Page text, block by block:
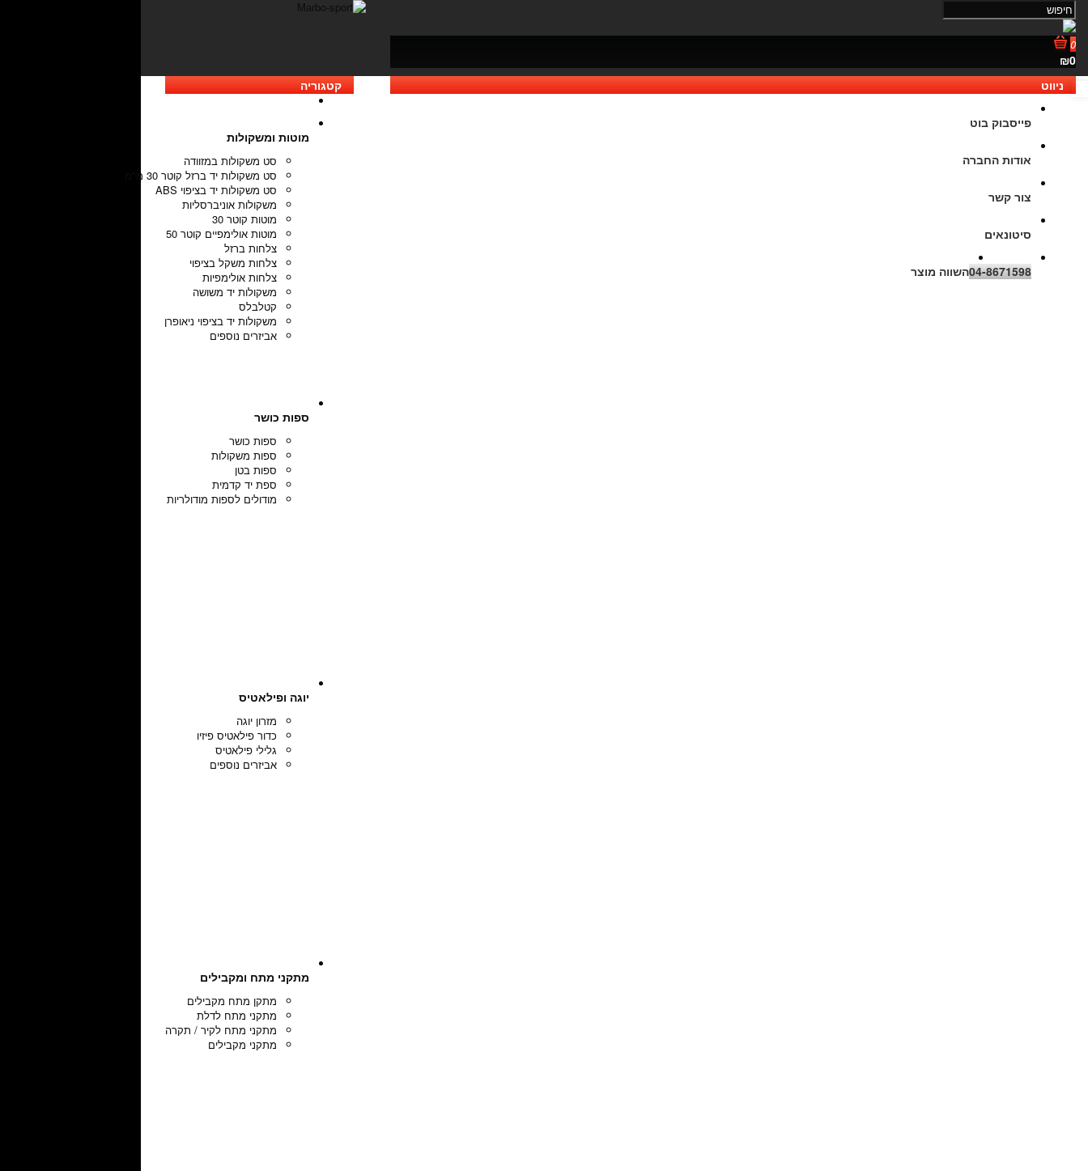
0
₪0
קטגוריה
מוטות ומשקולות
סט משקולות במזוודה
סט משקולות יד ברזל קוטר 30 מ"מ
סט משקולות יד בציפוי ABS
משקולות אוניברסליות
מוטות קוטר 30
מוטות אולימפיים קוטר 50
צלחות ברזל
צלחות משקל בציפוי
צלחות אולימפיות
משקולות יד משושה
קטלבלס
משקולות יד בציפוי ניאופרן
אביזרים נוספים
ספות כושר
ספות כושר
ספות משקולות
ספות בטן
ספת יד קדמית
מודולים לספות מודולריות
יוגה ופילאטיס
מזרון יוגה
כדור פילאטיס פיזיו
גלילי פילאטיס
אביזרים נוספים
מתקני מתח ומקבילים
מתקן מתח מקבילים
מתקני מתח לדלת
מתקני מתח לקיר / תקרה
מתקני מקבילים
ניווט
פייסבוק בוט
אודות החברה
צור קשר
סיטונאים
04-8671598השווה מוצר
נגישות